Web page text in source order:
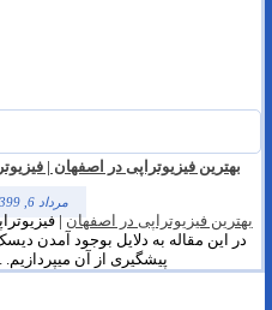
بهترین فیزیوتراپی در اصفهان |
مرداد 6, 1399
بهترین فیزیوتراپی در اصفهان |
در این مقاله به دلایل بوجود آمدن
پیشگیری از آن